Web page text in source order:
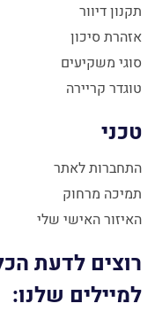
תקנון דיוור
אזהרת סיכון
סוגי משקיעים
טוגדר קריירה
טכני
התחברות לאתר
תמיכה מרחוק
האיזור האישי שלי
רוצים לדעת
למיילים שלנו: